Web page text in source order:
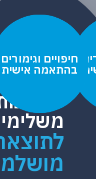
חיפויים וגימורים
בהתאמה אישית
חיפויים וגימורים
בהתאמה אישית
פתרונות
משלימים
לתוצאה
מושלמת